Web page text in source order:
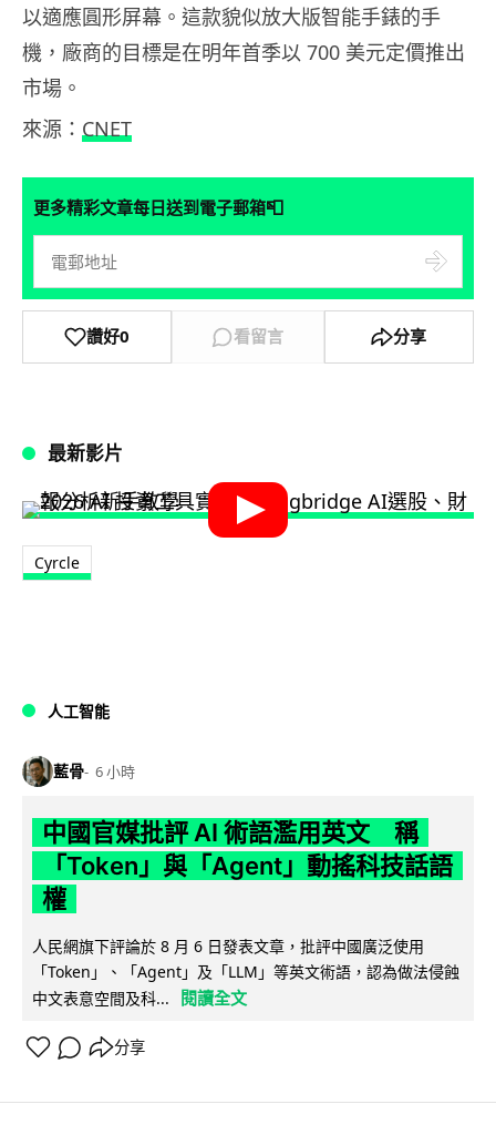
以適應圓形屏幕。這款貌似放大版智能手錶的手
機，廠商的目標是在明年首季以 700 美元定價推出
市場。
來源： CNET
更多精彩文章每日送到電子郵箱📮
讚好0 看留言 分享
最新影片
Cyrcle
人工智能
藍骨 6 小時
中國官媒批評 AI 術語濫用英文 稱
「Token」與「Agent」動搖科技話語
權
人民網旗下評論於 8 月 6 日發表文章，批評中國廣泛使用
「Token」、「Agent」及「LLM」等英文術語，認為做法侵蝕
中文表意空間及科...
閱讀全文
分享